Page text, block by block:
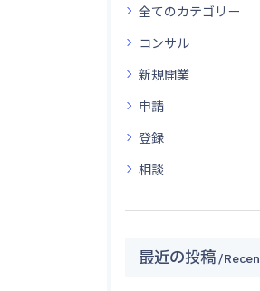
全てのカテゴリー
コンサル
新規開業
申請
登録
相談
最近の投稿